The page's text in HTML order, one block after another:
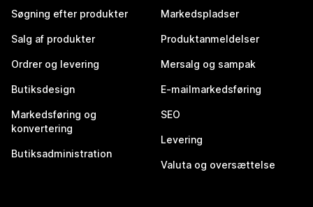
Søgning efter produkter
Salg af produkter
Ordrer og levering
Butiksdesign
Markedsføring og
konvertering
Butiksadministration
Markedspladser
Produktanmeldelser
Mersalg og sampak
E-mailmarkedsføring
SEO
Levering
Valuta og oversættelse